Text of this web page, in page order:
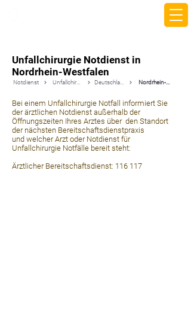
Unfallchirurgie Notdienst in
Nordrhein-Westfalen
Notdienst Unfallchirurgie Nordrhein-Westfalen
Bei einem Unfallchirurgie Notfall informiert Sie
der ärztlichen Notdienst außerhalb der
Öffnungszeiten Ihres Arztes über den Standort
der nächsten Bereitschaftsdienstpraxis
und welcher Arzt oder Notdienst für
Unfallchirurgie Notfälle bereit steht:
Ärztlicher Bereitschaftsdienst: 116 117